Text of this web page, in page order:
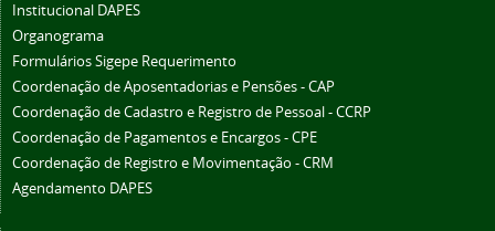
Institucional DAPES
Organograma
Formulários Sigepe Requerimento
Coordenação de Aposentadorias e Pensões - CAP
Coordenação de Cadastro e Registro de Pessoal - CCRP
Coordenação de Pagamentos e Encargos - CPE
Coordenação de Registro e Movimentação - CRM
Agendamento DAPES